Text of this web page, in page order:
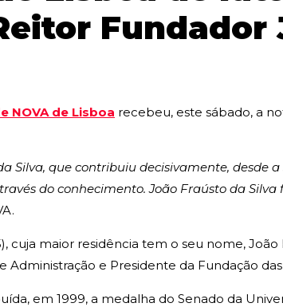
Fundador
NOVA de Lisboa recebeu, este sábado, a
Silva, que contribuiu decisivamente, desde
do conhecimento. João Fraústo da
cuja maior residência tem o seu nome,
e Presidente da Fundação
em 1999, a medalha do Senado da